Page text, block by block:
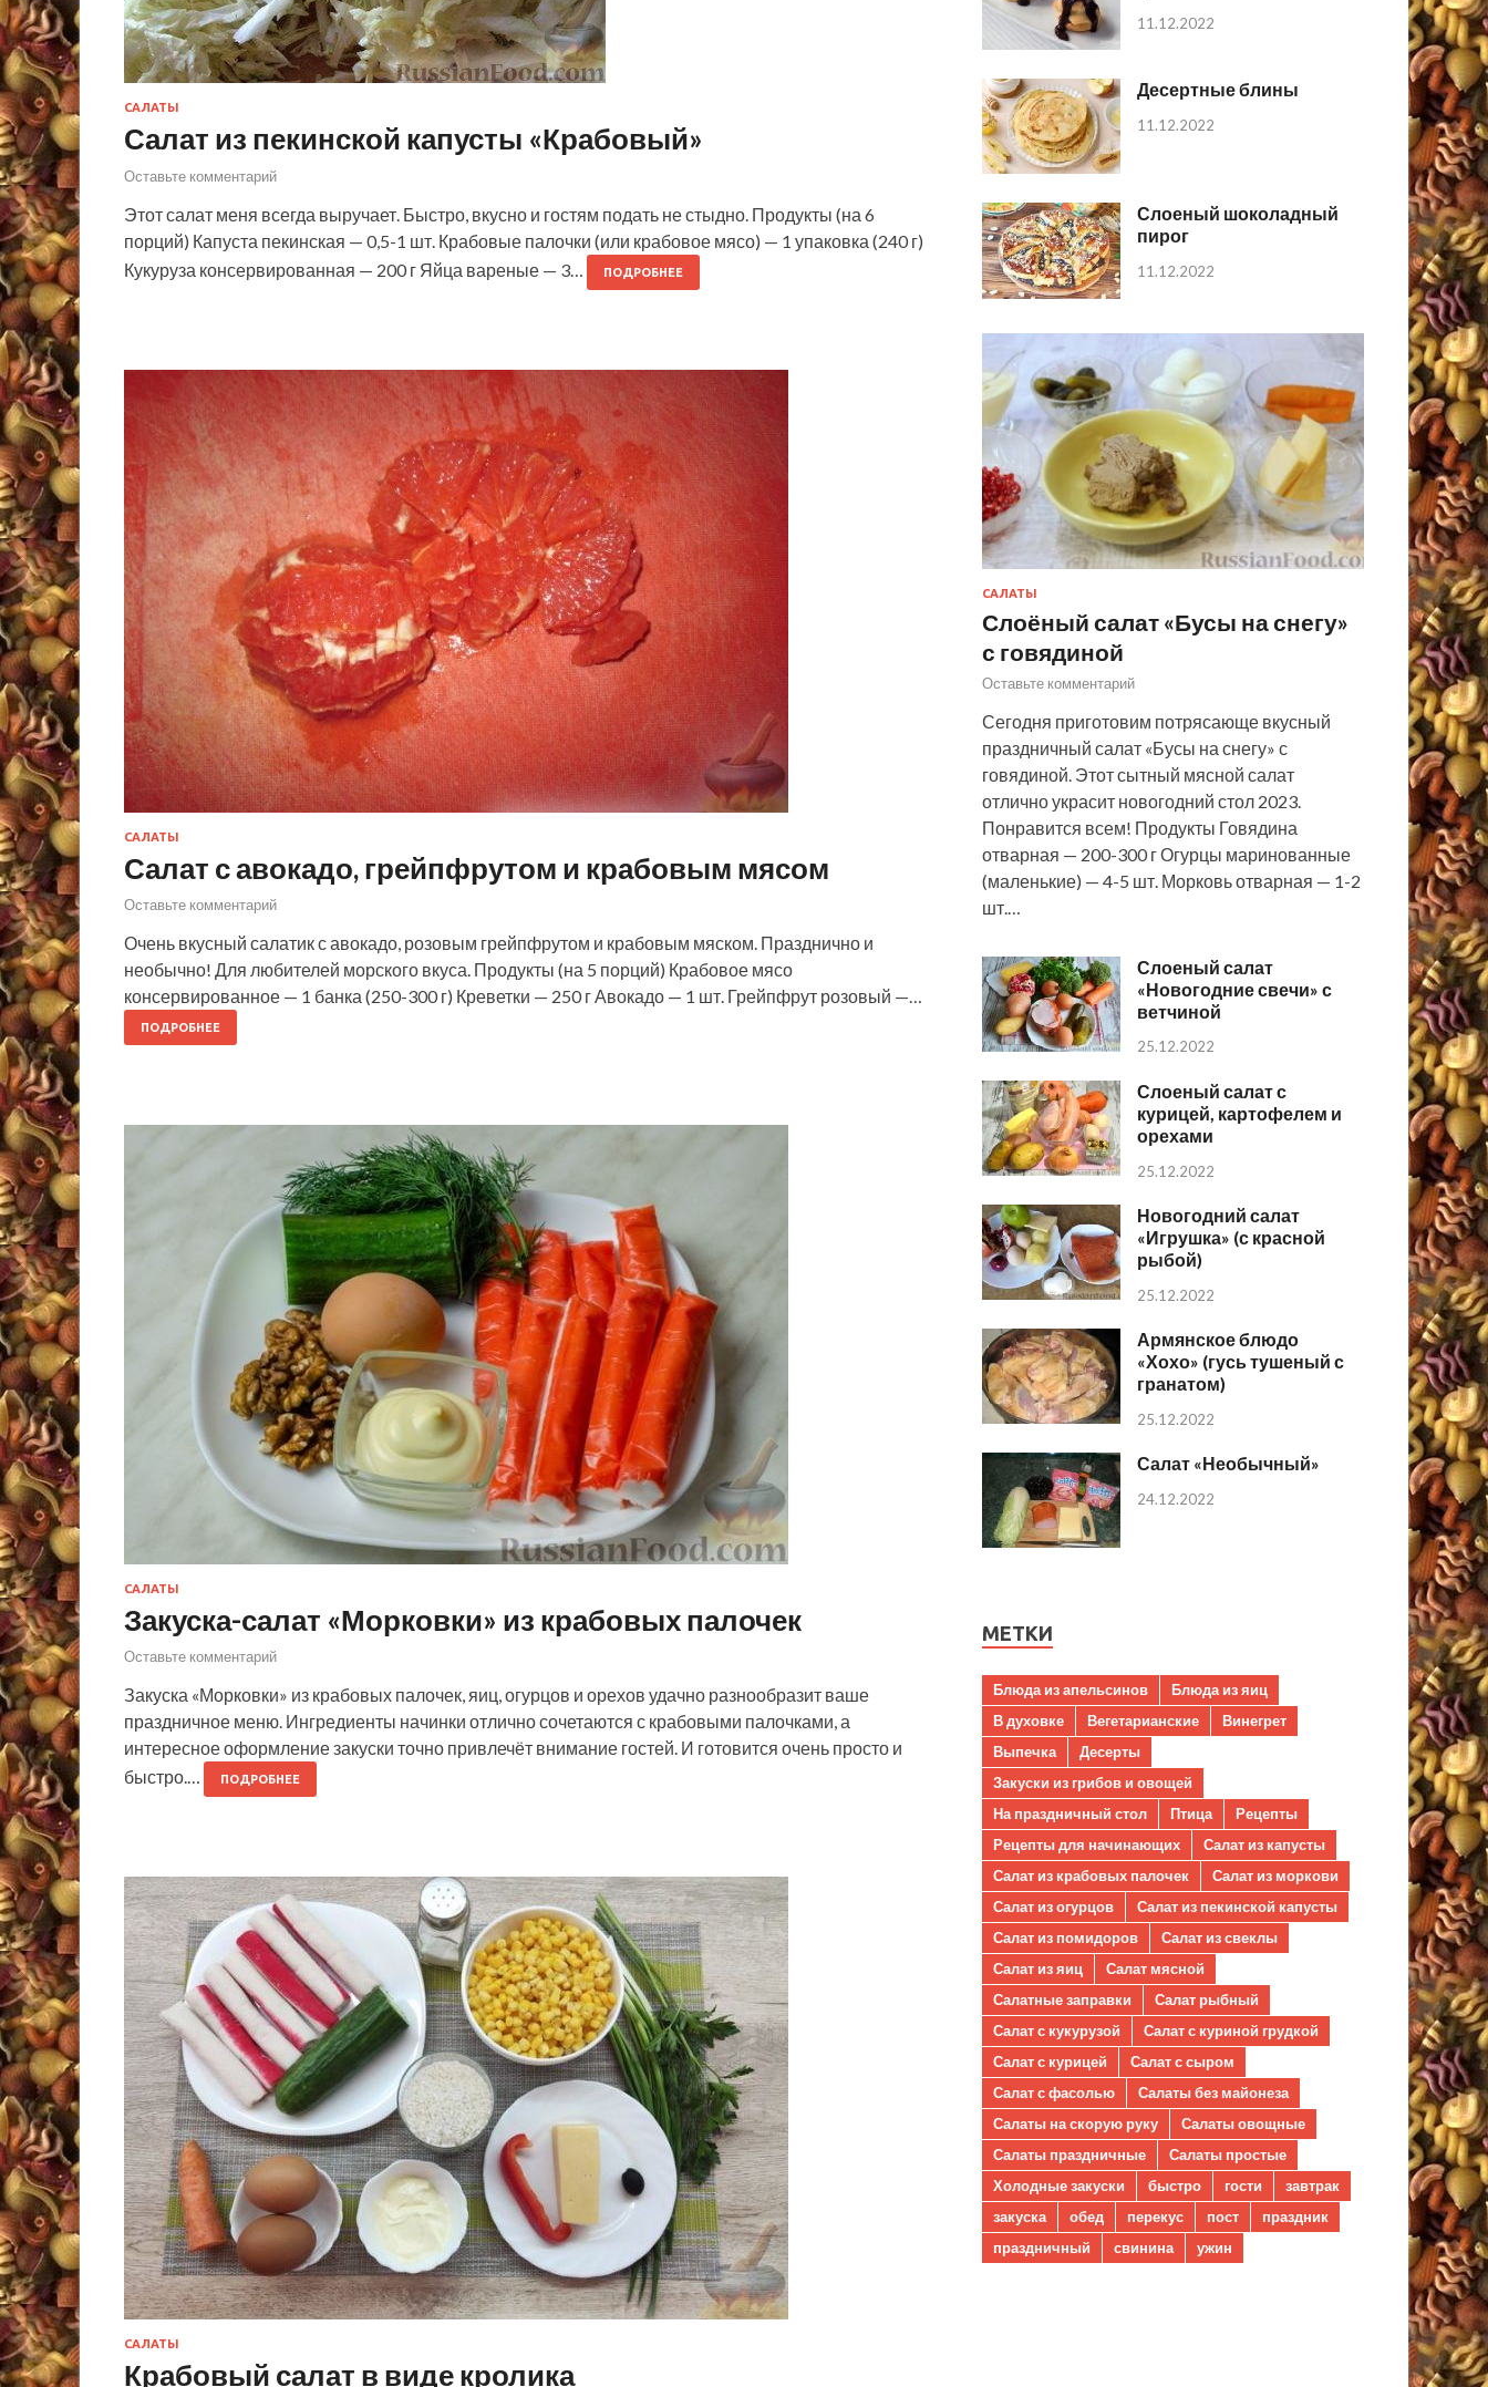
САЛАТЫ
Салат из пекинской капусты «Крабовый»
Оставьте комментарий
Этот салат меня всегда выручает. Быстро, вкусно и гостям подать не стыдно. Продукты (на 6
порций) Капуста пекинская — 0,5-1 шт. Крабовые палочки (или крабовое мясо) — 1 упаковка (240 г)
Кукуруза консервированная — 200 г Яйца вареные — 3…
ПОДРОБНЕЕ
САЛАТЫ
Салат с авокадо, грейпфрутом и крабовым мясом
Оставьте комментарий
Очень вкусный салатик с авокадо, розовым грейпфрутом и крабовым мяском. Празднично и
необычно! Для любителей морского вкуса. Продукты (на 5 порций) Крабовое мясо
консервированное — 1 банка (250-300 г) Креветки — 250 г Авокадо — 1 шт. Грейпфрут розовый —…
ПОДРОБНЕЕ
САЛАТЫ
Закуска-салат «Морковки» из крабовых палочек
Оставьте комментарий
Закуска «Морковки» из крабовых палочек, яиц, огурцов и орехов удачно разнообразит ваше
праздничное меню. Ингредиенты начинки отлично сочетаются с крабовыми палочками, а
интересное оформление закуски точно привлечёт внимание гостей. И готовится очень просто и
быстро.…
ПОДРОБНЕЕ
САЛАТЫ
Крабовый салат в виде кролика
11.12.2022
Десертные блины
11.12.2022
Слоеный шоколадный
пирог
11.12.2022
САЛАТЫ
Слоёный салат «Бусы на снегу»
с говядиной
Оставьте комментарий
Сегодня приготовим потрясающе вкусный
праздничный салат «Бусы на снегу» с
говядиной. Этот сытный мясной салат
отлично украсит новогодний стол 2023.
Понравится всем! Продукты Говядина
отварная — 200-300 г Огурцы маринованные
(маленькие) — 4-5 шт. Морковь отварная — 1-2
шт.…
Слоеный салат
«Новогодние свечи» с
ветчиной
25.12.2022
Слоеный салат с
курицей, картофелем и
орехами
25.12.2022
Новогодний салат
«Игрушка» (с красной
рыбой)
25.12.2022
Армянское блюдо
«Хохо» (гусь тушеный с
гранатом)
25.12.2022
Салат «Необычный»
24.12.2022
МЕТКИ
Блюда из апельсинов
Блюда из яиц
В духовке
Вегетарианские
Винегрет
Выпечка
Десерты
Закуски из грибов и овощей
На праздничный стол
Птица
Рецепты
Рецепты для начинающих
Салат из капусты
Салат из крабовых палочек
Салат из моркови
Салат из огурцов
Салат из пекинской капусты
Салат из помидоров
Салат из свеклы
Салат из яиц
Салат мясной
Салатные заправки
Салат рыбный
Салат с кукурузой
Салат с куриной грудкой
Салат с курицей
Салат с сыром
Салат с фасолью
Салаты без майонеза
Салаты на скорую руку
Салаты овощные
Салаты праздничные
Салаты простые
Холодные закуски
быстро гости
завтрак
закуска
обед перекус пост
праздник
праздничный
свинина ужин